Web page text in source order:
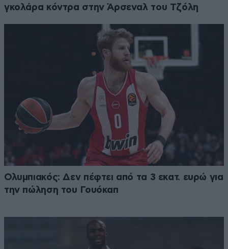
γκολάρα κόντρα στην Άρσεναλ του Τζόλη
Ολυμπιακός: Δεν πέφτει από τα 3 εκατ. ευρώ για
την πώληση του Γουόκαπ